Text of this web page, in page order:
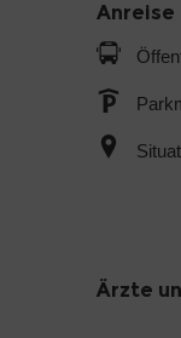
Anreise
Ärzte